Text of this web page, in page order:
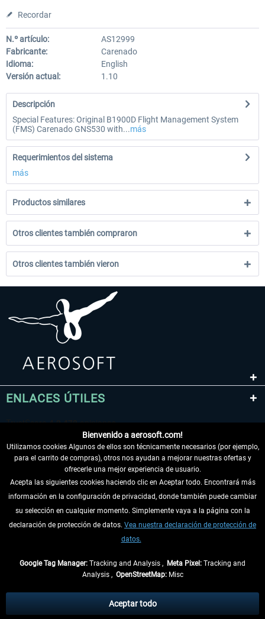
Recordar
N.º artículo:
AS12999
Fabricante:
Carenado
Idioma:
English
Versión actual:
1.10
Descripción
Special Features: Original B1900D Flight Management System
(FMS) Carenado GNS530 with...más
Requerimientos del sistema
más
Productos similares
Otros clientes también compraron
Otros clientes también vieron
ENLACES ÚTILES
DESISTIR DEL CONTRATO
INFORMACIÓN
tasas de recepción si no se describe lo contrario
** De aplicación a envíos dentro de Alemania. Los plazos de envío para los
Bienvenido a aerosoft.com!
Utilizamos cookies Algunos de ellos son técnicamente necesarios (por ejemplo,
para el carrito de compras), otros nos ayudan a mejorar nuestras ofertas y
ofrecerle una mejor experiencia de usuario.
Acepta las siguientes cookies haciendo clic en Aceptar todo. Encontrará más
información en la configuración de privacidad, donde también puede cambiar
su selección en cualquier momento. Simplemente vaya a la página con la
declaración de protección de datos. Vea nuestra declaración de protección de
datos.
Google Tag Manager: Tracking and Analysis , Meta Pixel: Tracking and
Analysis , OpenStreetMap:Misc
Aceptar todo